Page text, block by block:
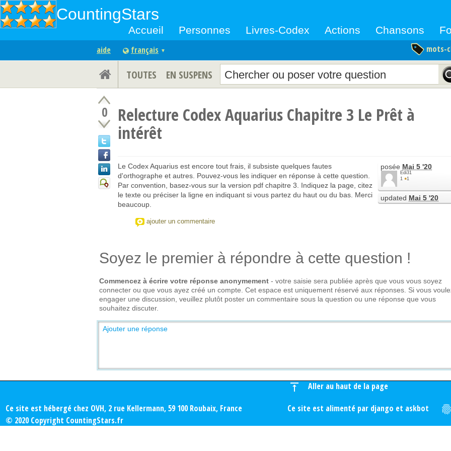
CountingStars
Accueil Personnes Livres-Codex Actions Chansons
aide français ▼ mots-
TOUTES EN SUSPENS
0
Relecture Codex Aquarius Chapitre 3 Le Prêt à
intérêt
posée Mai 5 '20
Edi31
1 ●1
updated Mai 5 '20
Le Codex Aquarius est encore tout frais, il subsiste quelques fautes
d'orthographe et autres. Pouvez-vous les indiquer en réponse à cette question.
Par convention, basez-vous sur la version pdf chapitre 3. Indiquez la page, citez
le texte ou préciser la ligne en indiquant si vous partez du haut ou du bas. Merci
beaucoup.
ajouter un commentaire
Soyez le premier à répondre à cette question !
Commencez à écrire votre réponse anonymement - votre saisie sera publiée après que vous vous soyez
connecter ou que vous ayez créé un compte. Cet espace est uniquement réservé aux réponses. Si vous
engager une discussion, veuillez plutôt poster un commentaire sous la question ou une réponse que vous
souhaitez discuter.
Ajouter une réponse
vertical_align_top
Aller au haut de la page
Ce site est hébergé chez OVH, 2 rue Kellermann, 59 100 Roubaix, France
Ce site est alimenté par django et askbot fingerprint
© 2020 Copyright CountingStars.fr